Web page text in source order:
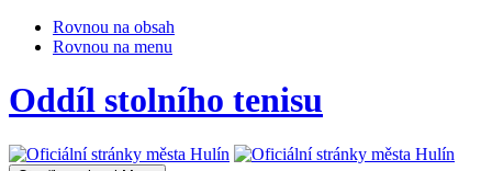
Rovnou na obsah
Rovnou na menu
Oddíl stolního tenisu